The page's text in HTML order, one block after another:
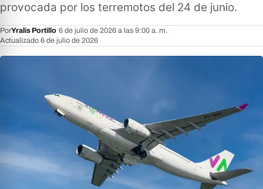
provocada por los terremotos del 24 de junio.
PorYralis Portillo 6 de julio de 2026 a las 9:00 a. m.
Actualizado 6 de julio de 2026